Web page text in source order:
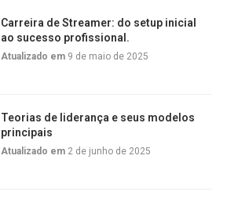
Carreira de Streamer: do setup inicial
ao sucesso profissional.
Atualizado em 9 de maio de 2025
Teorias de liderança e seus modelos
principais
Atualizado em 2 de junho de 2025